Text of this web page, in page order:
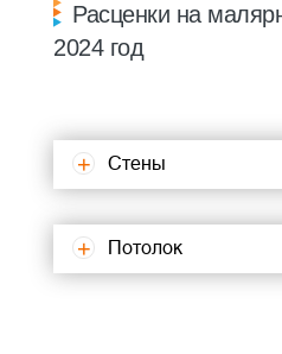
Расценки на
2024 год
Стены
Потолок